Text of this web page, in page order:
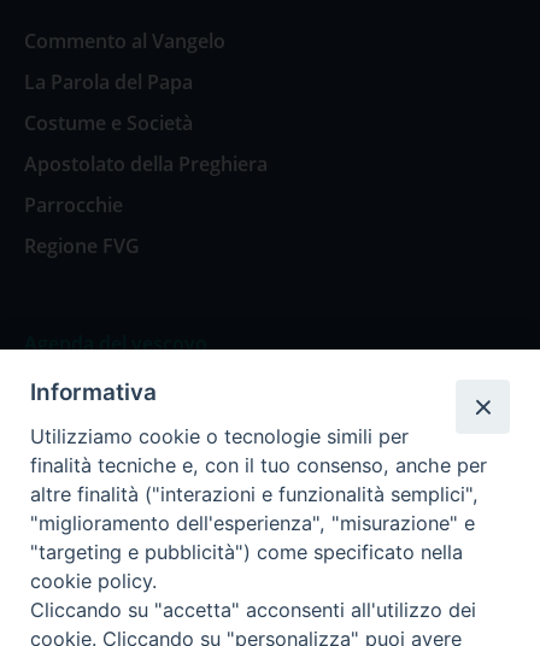
Commento al Vangelo
La Parola del Papa
Costume e Società
Apostolato della Preghiera
Parrocchie
Regione FVG
Agenda del vescovo
Agenda del vescovo
Privacy Policy Trasparenza
Termini e Condizioni
Informativa
Utilizziamo cookie o tecnologie simili per
finalità tecniche e, con il tuo consenso, anche per
altre finalità ("interazioni e funzionalità semplici",
"miglioramento dell'esperienza", "misurazione" e
"targeting e pubblicità") come specificato nella
cookie policy.
Cliccando su "accetta" acconsenti all'utilizzo dei
cookie. Cliccando su "personalizza" puoi avere